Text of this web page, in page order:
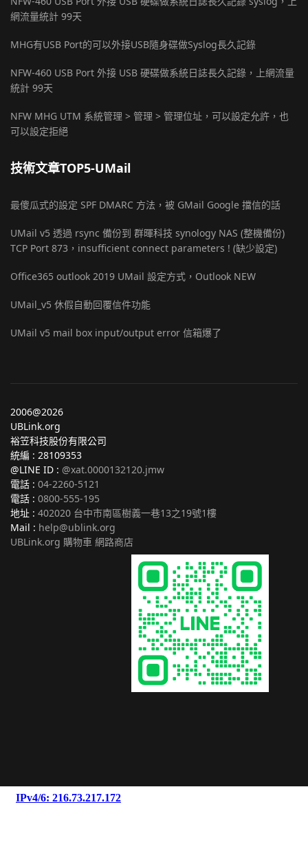
網流量統計 99天
MHG有USB Port的可以外接USB隨身碟做Syslog長久記錄
NFW-460 USB Port 外接 USB 硬碟做系統日誌長久記錄，上網流量
統計 99天
NFW MHG UTM 系統管理 > 管理 > 管理位址，可以設定允許，也
可以設定拒絕
技術文章TOP5-UMail
最傻瓜式的設定 SPF DMARC 方法，被 GMail Google 擋信的話
UMail v5 透過 rsync 備份到 群暉科技 synology NAS (整機備份)
TCP Port 873，insufficient connect parameters ! (缺少設定)
Office365 outlook 2019 UMail 設定方式，Outlook NEW
UMail_v5 休假自動回覆信件功能
UMail v5 mail box input/output error 信箱爆了
2006@2026
UBLink.org
裕笠科技股份有限公司
統編 : 28109353
@LINE ID : @xat.0000132120.jmw
電話 : 04-2260-5121
電話 : 0800-555-195
地址 : 402020 台中市南區樹義一巷13之19號1樓
Mail : help@ublink.org
UBLink.org 購物車 網路商店